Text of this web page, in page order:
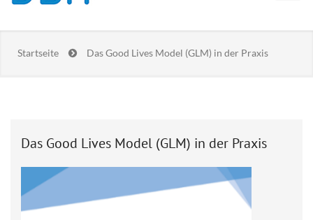
Startseite Das Good Lives Model (GLM) in der Praxis
Das Good Lives Model (GLM) in der Praxis